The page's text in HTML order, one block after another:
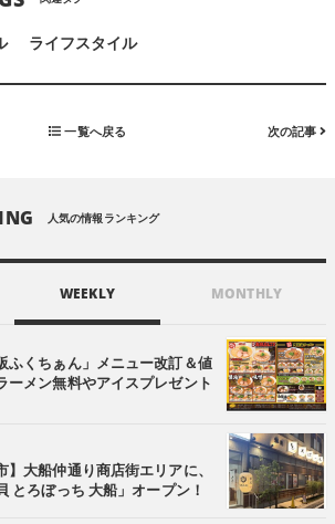
ライフスタイル
一覧へ戻る 次の記事
人気の情報ランキング
WEEKLY MONTHLY
ふくちぁん」メニュー改訂＆値
ーメン無料やアイスプレゼント
】大船仲通り商店街エリアに、
とろぼっち 大船」オープン！